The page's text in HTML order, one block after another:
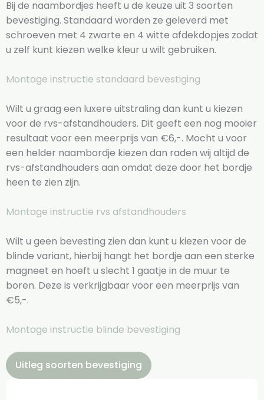
Bij de naambordjes heeft u de keuze uit 3 soorten
bevestiging. Standaard worden ze geleverd met
schroeven met 4 zwarte en 4 witte afdekdopjes zodat
u zelf kunt kiezen welke kleur u wilt gebruiken.
Montage instructie standaard bevestiging
Wilt u graag een luxere uitstraling dan kunt u kiezen
voor de rvs-afstandhouders. Dit geeft een nog mooier
resultaat voor een meerprijs van €6,-. Mocht u voor
een helder naambordje kiezen dan raden wij altijd de
rvs-afstandhouders aan omdat deze door het bordje
heen te zien zijn.
Montage instructie rvs afstandhouders
Wilt u geen bevesting zien dan kunt u kiezen voor de
blinde variant, hierbij hangt het bordje aan een sterke
magneet en hoeft u slecht 1 gaatje in de muur te
boren. Deze is verkrijgbaar voor een meerprijs van
€5,-.
Montage instructie blinde bevestiging
Uitleg soorten bevestiging